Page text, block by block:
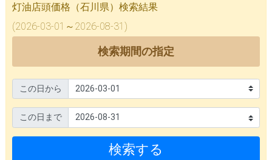
灯油店頭価格（石川県）検索結果
(2026-03-01～2026-08-31)
検索期間の指定
この日から
この日まで
検索する